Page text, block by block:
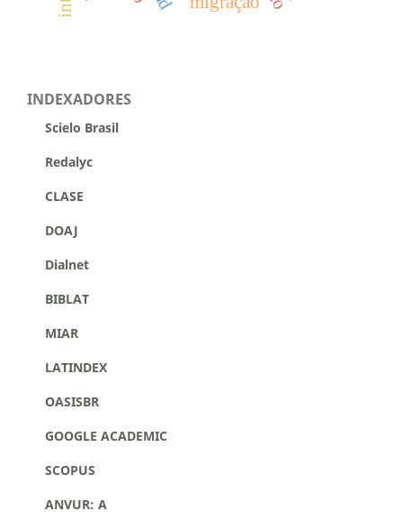
INDEXADORES
Scielo Brasil
Redalyc
CLASE
DOAJ
Dialnet
BIBLAT
MIAR
LATINDEX
OASISBR
GOOGLE ACADEMIC
SCOPUS
ANVUR: A